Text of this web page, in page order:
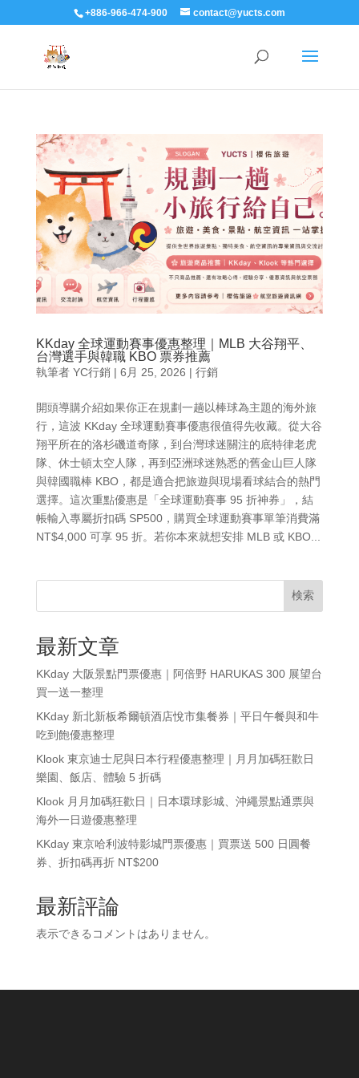
+886-966-474-900 contact@yucts.com
KKday 全球運動賽事優惠整理｜MLB 大谷翔平、
台灣選手與韓職 KBO 票券推薦
執筆者 YC行銷| 6月 25, 2026 | 行銷
開頭導購介紹如果你正在規劃一趟以棒球為主題的海外旅
行，這波 KKday 全球運動賽事優惠很值得先收藏。從大谷
翔平所在的洛杉磯道奇隊，到台灣球迷關注的底特律老虎
隊、休士頓太空人隊，再到亞洲球迷熟悉的舊金山巨人隊
與韓國職棒 KBO，都是適合把旅遊與現場看球結合的熱門
選擇。這次重點優惠是「全球運動賽事 95 折神券」，結
帳輸入專屬折扣碼 SP500，購買全球運動賽事單筆消費滿
NT$4,000 可享 95 折。若你本來就想安排 MLB 或 KBO...
検索
最新文章
KKday 大阪景點門票優惠｜阿倍野 HARUKAS 300 展望台
買一送一整理
KKday 新北新板希爾頓酒店悅市集餐券｜平日午餐與和牛
吃到飽優惠整理
Klook 東京迪士尼與日本行程優惠整理｜月月加碼狂歡日
樂園、飯店、體驗 5 折碼
Klook 月月加碼狂歡日｜日本環球影城、沖繩景點通票與
海外一日遊優惠整理
KKday 東京哈利波特影城門票優惠｜買票送 500 日圓餐
券、折扣碼再折 NT$200
最新評論
表示できるコメントはありません。